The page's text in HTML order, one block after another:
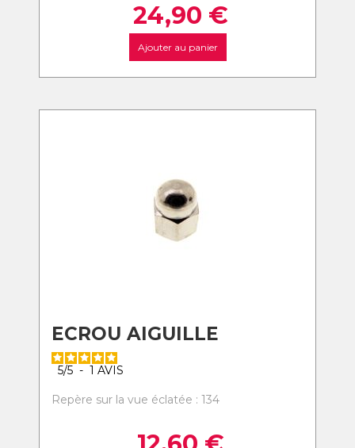
24,90 €
Ajouter au panier
ECROU AIGUILLE
5/5 - 1 AVIS
Repère sur la vue éclatée : 134